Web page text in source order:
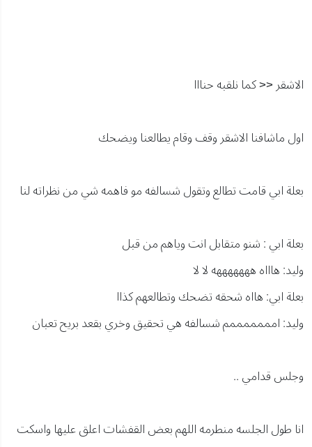
الاشقر << كما نلقبه حنااا
اول ماشافنا الاشقر وقف وقام يطالعنا ويضحك
بعلة ابي قامت تطالع وتقول شسالفه مو فاهمه شي من نظراته لنا
بعلة ابي : شنو متقابل انت وياهم من قبل
وليد: هاااه هههههههه لا لا
بعلة ابي: هااه شحقه تضحك وتطالعهم كذاا
وليد: امممممممم شسالفه هي تحقيق وخري بقعد بريح تعبان
وجلس قدامي ..
انا طول الجلسه منطرمه اللهم بعض القفشات اعلق عليها واسكت